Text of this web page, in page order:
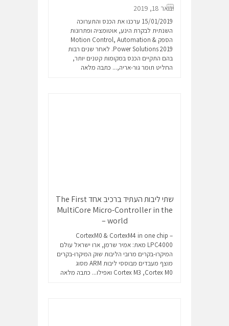
ינואר 18, 2019
15/01/2019 ערכנו את הכנס והתערוכה
השנתית לבקרת הינע, אוטומציה ופתרונות
הספק Motion Control, Automation &
Power Solutions 2019. לאחר שנים רבות
בהם התקיים הכנס במקומות קטנים יותר,
החליט תומר גור-אריה,... כתבה מלאה
שתי ליבות העתיד ברכיב אחד The First
MultiCore Micro-Controller in the
world –
CortexM0 & CortexM4 in one chip –
LPC4000 מאת: אמיר שרמן, ארו ישראל עולם
המיקרו-בקרים מרובי הליבות שוק המיקרו-בקרים
מוצף מעבדים מבוססי ליבות ARM מסוג
Cortex M3 ,Cortex M0 ואפילו...
כתבה מלאה